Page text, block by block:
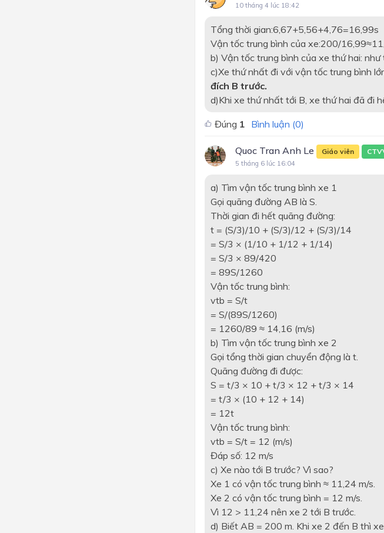
10 tháng 4 lúc 18:42
Tổng thời gian:6,67+5,56+4,76=16,99s
Vận tốc trung bình của xe:200/
b) Vận tốc trung bình của xe thứ hai: như
c)Xe thứ nhất đi với vận tốc trung bình
đích B trước.
d)Khi xe thứ nhất tới B, xe thứ hai đã đi
Đúng 1 Bình luận (0)
Quoc Tran Anh Le Giáo viên
5 tháng 6 lúc 16:04
a) Tìm vận tốc trung bình xe 1
Gọi quãng đường AB là S.
Thời gian đi hết quãng đường:
t = (S/3)/10 + (S/3)/12 + (S/3)/14
= S/3 × (1/10 + 1/12 + 1/14)
= S/3 × 89/420
= 89S/1260
Vận tốc trung bình:
vtb = S/t
= S/(89S/1260)
= 1260/89 ≈ 14,16 (m/s)
b) Tìm vận tốc trung bình xe 2
Gọi tổng thời gian chuyển động là t.
Quãng đường đi được:
S = t/3 × 10 + t/3 × 12 + t/3 × 14
= t/3 × (10 + 12 + 14)
= 12t
Vận tốc trung bình:
vtb = S/t = 12 (m/s)
Đáp số: 12 m/s
c) Xe nào tới B trước? Vì sao?
Xe 1 có vận tốc trung bình ≈ 11,24 m/s.
Xe 2 có vận tốc trung bình = 12 m/s.
Vì 12 > 11,24 nên xe 2 tới B trước.
d) Biết AB = 200 m. Khi xe 2 đến B thì